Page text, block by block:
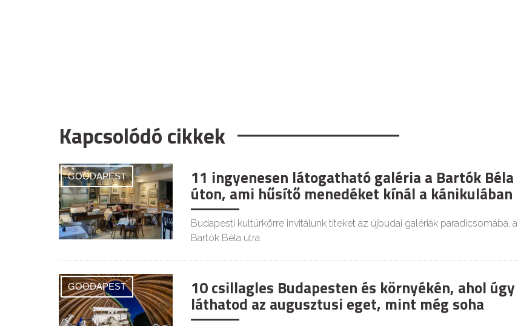
Kapcsolódó cikkek
GOODAPEST 11 ingyenesen látogatható galéria a Bartók Béla
úton, ami hűsítő menedéket kínál a kánikulában
Budapesti kultúrkörre invitálunk titeket az újbudai galériák paradicsomába, a
Bartók Béla útra.
GOODAPEST 10 csillagles Budapesten és környékén, ahol úgy
láthatod az augusztusi eget, mint még soha